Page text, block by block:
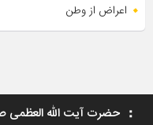
اعراض از وطن
حضرت آیت الله العظمی